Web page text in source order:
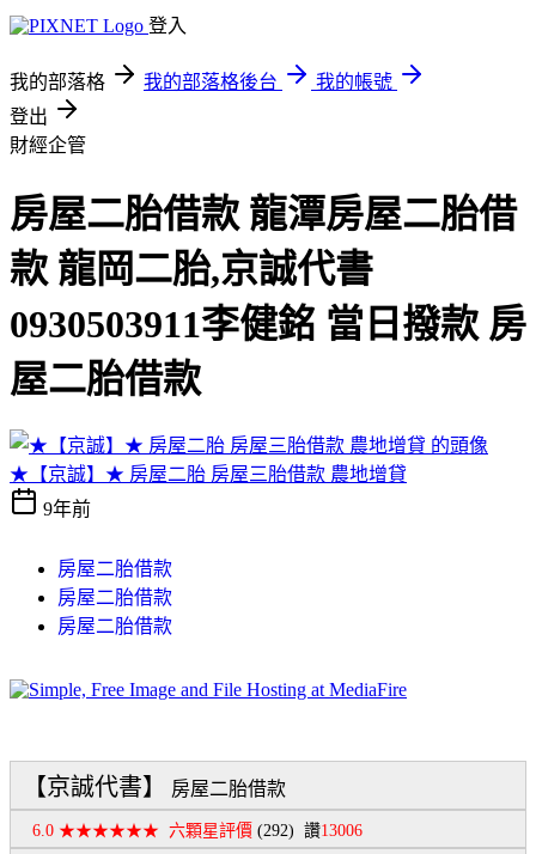
登入
我的部落格 我的部落格後台
我的帳號
登出
財經企管
房屋二胎借款 龍潭房屋二胎借
款 龍岡二胎,京誠代書
0930503911李健銘 當日撥款 房
屋二胎借款
★【京誠】★ 房屋二胎 房屋三胎借款 農地增貸
9年前
房屋二胎借款
房屋二胎借款
房屋二胎借款
【京誠代書】 房屋二胎借款
6.0 ★★★★★★ 六顆星評價 (292) 讚13006